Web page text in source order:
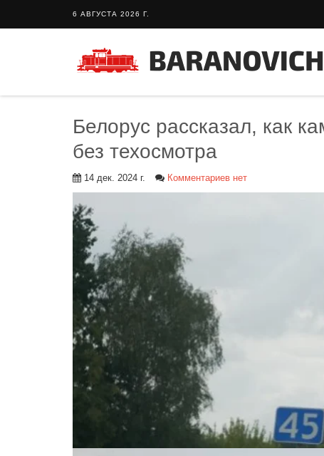
6 АВГУСТА 2026 Г.
Белорус рассказал, как
без техосмотра
14 дек. 2024 г. Комментариев нет